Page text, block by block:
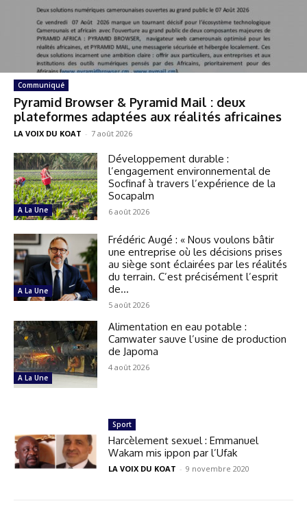
Communiqué
Pyramid Browser & Pyramid Mail : deux
plateformes adaptées aux réalités africaines
LA VOIX DU KOAT - 7 août 2026
A La Une
Développement durable :
l’engagement environnemental de
Socfinaf à travers l’expérience de la
Socapalm
6 août 2026
A La Une
Frédéric Augé : « Nous voulons bâtir
une entreprise où les décisions prises
au siège sont éclairées par les réalités
du terrain. C’est précisément l’esprit
de...
5 août 2026
A La Une
Alimentation en eau potable :
Camwater sauve l’usine de production
de Japoma
4 août 2026
Sport
Harcèlement sexuel : Emmanuel
Wakam mis ippon par l’Ufak
LA VOIX DU KOAT - 9 novembre 2020